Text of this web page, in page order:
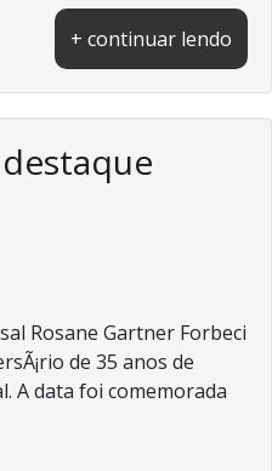
+ continuar lendo
Rosane Gartner Forbeci
de 35 anos de
A data foi comemorada